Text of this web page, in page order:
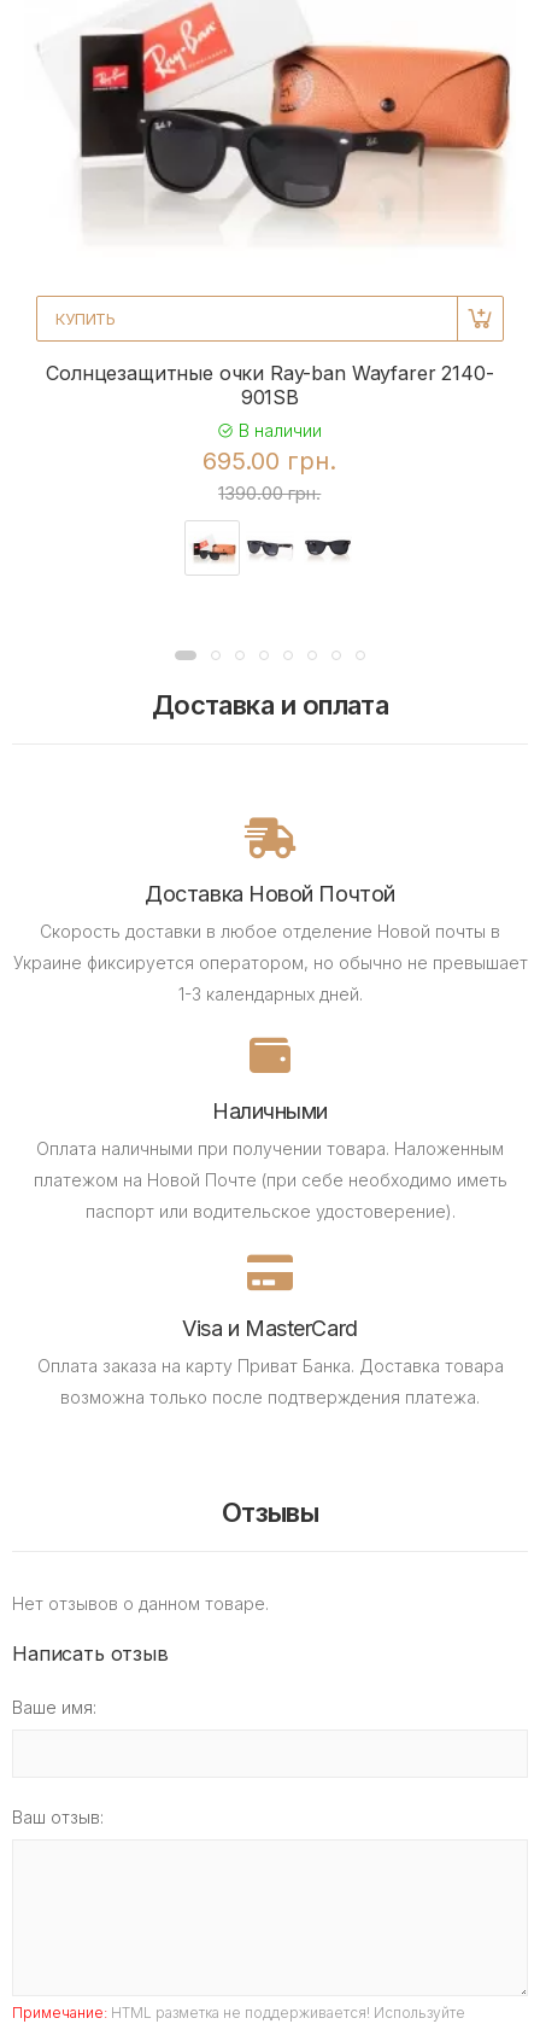
КУПИТЬ
Солнцезащитные очки Ray-ban Wayfarer 2140-
901SB
В наличии
695.00 грн.
1390.00 грн.
Доставка и оплата
Доставка Новой Почтой
Скорость доставки в любое отделение Новой почты в
Украине фиксируется оператором, но обычно не превышает
1-3 календарных дней.
Наличными
Оплата наличными при получении товара. Наложенным
платежом на Новой Почте (при себе необходимо иметь
паспорт или водительское удостоверение).
Visa и MasterCard
Оплата заказа на карту Приват Банка. Доставка товара
возможна только после подтверждения платежа.
Отзывы
Нет отзывов о данном товаре.
Написать отзыв
Ваше имя:
Ваш отзыв:
Примечание: HTML разметка не поддерживается! Используйте